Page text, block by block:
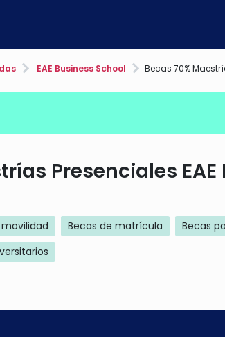
EAE Business School Becas 70%
Presenciales
Becas de matrícula
Becas